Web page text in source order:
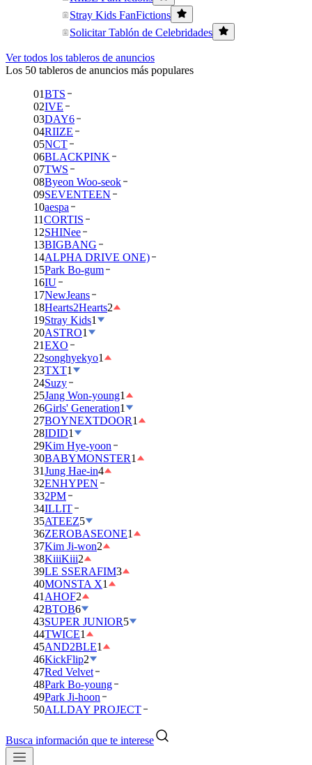
Stray Kids FanFictions
Solicitar Tablón de Celebridades
Ver todos los tableros de anuncios
Los 50 tableros de anuncios más populares
01BTS
02IVE
03DAY6
04RIIZE
05NCT
06BLACKPINK
07TWS
08Byeon Woo-seok
09SEVENTEEN
10aespa
11CORTIS
12SHINee
13BIGBANG
14ALPHA DRIVE ONE)
15Park Bo-gum
16IU
17NewJeans
18Hearts2Hearts2
19Stray Kids1
20ASTRO1
21EXO
22songhyekyo1
23TXT1
24Suzy
25Jang Won-young1
26Girls' Generation1
27BOYNEXTDOOR1
28IDID1
29Kim Hye-yoon
30BABYMONSTER1
31Jung Hae-in4
32ENHYPEN
332PM
34ILLIT
35ATEEZ5
36ZEROBASEONE1
37Kim Ji-won2
38KiiiKiii2
39LE SSERAFIM3
40MONSTA X1
41 AHOF2
42BTOB6
43SUPER JUNIOR5
44TWICE1
45AND2BLE1
46KickFlip2
47Red Velvet
48Park Bo-young
49Park Ji-hoon
50ALLDAY PROJECT
Busca información que te interese